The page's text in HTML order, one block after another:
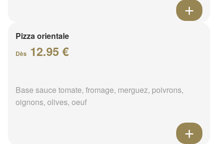
Pizza orientale
Dès 12.95 €
Base sauce tomate, fromage, merguez, poivrons,
oignons, olives, oeuf